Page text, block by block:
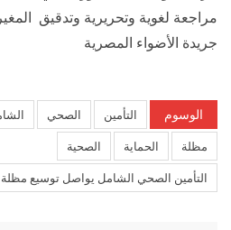
مراجعة لغوية وتحريرية وتدقيق
جريدة الأضواء المصرية
الوسوم التأمين الصحي
مظلة
الحماية
الصحية
التأمين الصحي الشامل يواصل توسيع مظلة